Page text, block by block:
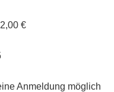
€
Anmeldung möglich